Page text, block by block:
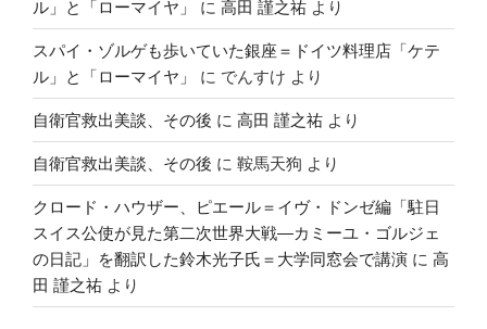
ル」と「ローマイヤ」
に 高田 謹之祐 より
スパイ・ゾルゲも歩いていた銀座＝ドイツ料理店「ケテ
ル」と「ローマイヤ」
に でんすけ より
自衛官救出美談、その後 に 高田 謹之祐 より
自衛官救出美談、その後 に 鞍馬天狗 より
クロード・ハウザー、ピエール＝イヴ・ドンゼ編「駐日
スイス公使が見た第二次世界大戦―カミーユ・ゴルジェ
の日記」を翻訳した鈴木光子氏＝大学同窓会で講演 に 高
田 謹之祐 より